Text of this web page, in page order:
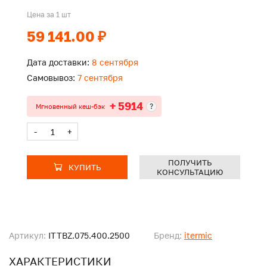
Артикул: ITTBZ.075.400.2500 Бренд: itermic
ХАРАКТЕРИСТИКИ
Цена за 1 шт
59 141.00 ₽
Дата доставки: 8 сентября
Самовывоз: 7 сентября
Мгновенный кеш-бэк + 5914 ?
- +
КУПИТЬ
ПОЛУЧИТЬ
КОНСУЛЬТАЦИЮ